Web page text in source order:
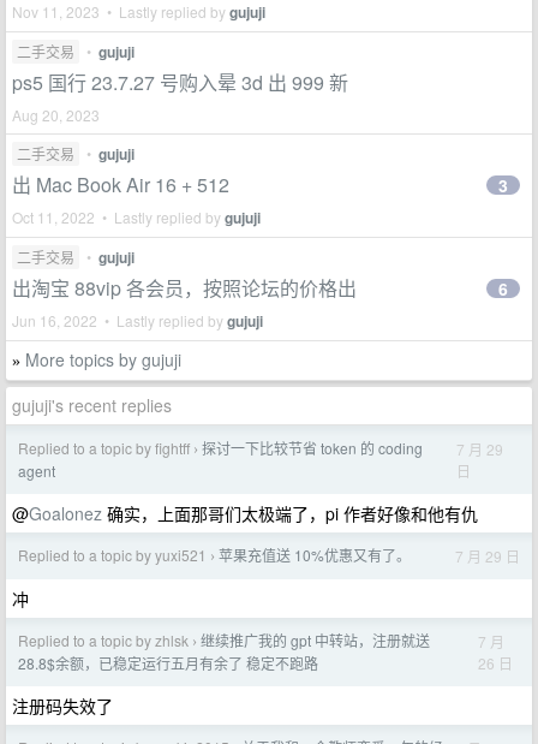
Nov 11, 2023 • Lastly replied bygujuji
二手交易 • gujuji
ps5 国行 23.7.27 号购入晕 3d 出 999 新
Aug 20, 2023
二手交易
• gujuji
出 Mac Book Air 16 + 512
Oct 11, 2022 • Lastly replied bygujuji
3
二手交易 • gujuji
出淘宝 88vip 各会员，按照论坛的价格出
Jun 16, 2022 • Lastly replied bygujuji
6
» More topics by gujuji
gujuji's recent replies
Replied to a topic by fightff › 探讨一下比较节省 token 的 coding
agent
7 月 29
日
@Goalonez 确实，上面那哥们太极端了，pi 作者好像和他有仇
Replied to a topic by yuxi521 › 苹果充值送 10%优惠又有了。 7 月 29 日
冲
Replied to a topic by zhlsk › 继续推广我的 gpt 中转站，注册就送
28.8$余额，已稳定运行五月有余了 稳定不跑路
7 月
26 日
注册码失效了